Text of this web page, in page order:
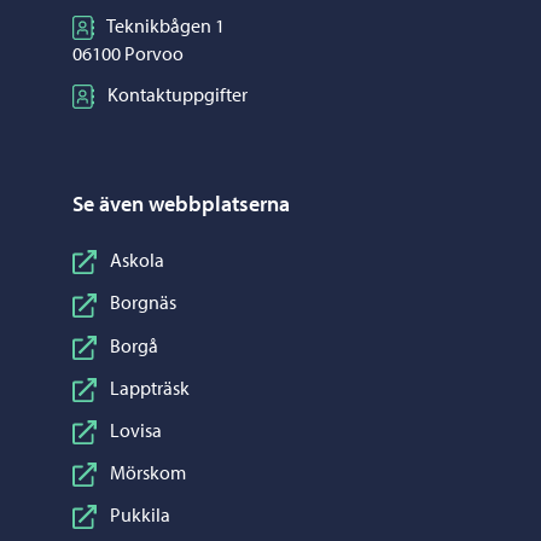
Teknikbågen 1
06100 Porvoo
Kontaktuppgifter
Se även webbplatserna
Askola
Borgnäs
Borgå
Lappträsk
Lovisa
Mörskom
Pukkila